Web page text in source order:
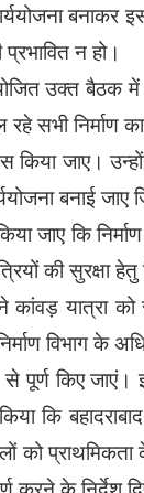
बनाकर
न हो।
उक्त बैठक में
सभी निर्माण
किया जाए।
बनाई जाए
जाए कि
की सुरक्षा
ने कांवड़ यात्रा
विभाग के
पूर्ण किए जाएं।
किया कि
को